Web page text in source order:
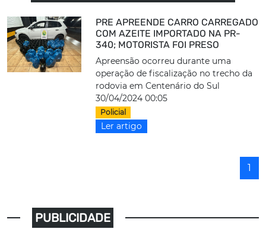
PRE APREENDE CARRO CARREGADO
COM AZEITE IMPORTADO NA PR-
340; MOTORISTA FOI PRESO
Apreensão ocorreu durante uma
operação de fiscalização no trecho da
rodovia em Centenário do Sul
30/04/2024 00:05
Policial
Ler artigo
1
PUBLICIDADE